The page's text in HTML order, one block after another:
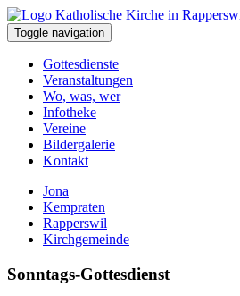
Toggle navigation
Gottesdienste
Veranstaltungen
Wo, was, wer
Infotheke
Vereine
Bildergalerie
Kontakt
Jona
Kempraten
Rapperswil
Kirchgemeinde
Sonntags-Gottesdienst